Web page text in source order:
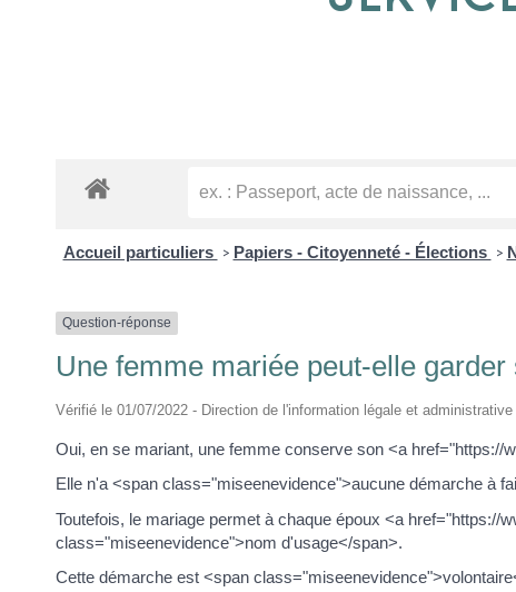
Accueil particuliers > Papiers - Citoyenneté - Élections >
Question-réponse
Une femme mariée peut-elle
Vérifié le 01/07/2022 - Direction de l'information légale et
Oui, en se mariant, une femme conserve son <a
Elle n'a <span class="miseenevidence">aucune démarche à
Toutefois, le mariage permet à chaque époux <a
class="miseenevidence">nom d'usage</span>.
Cette démarche est <span